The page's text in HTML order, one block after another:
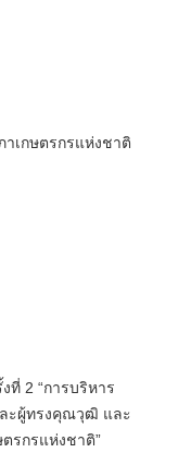
าเกษตรกรแห่งชาติ
ที่ 2 “การบริหาร
ละผู้ทรงคุณวุฒิ และ
รกรแห่งชาติ”